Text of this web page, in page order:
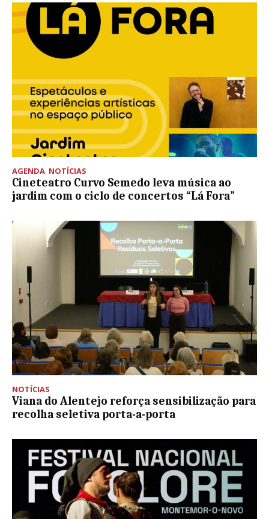
AGENDA NOTÍCIAS
Cineteatro Curvo Semedo leva música ao
jardim com o ciclo de concertos “Lá Fora”
NOTÍCIAS
Viana do Alentejo reforça sensibilização para
recolha seletiva porta-a-porta